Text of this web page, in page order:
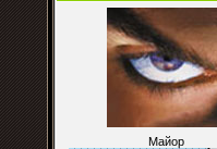
Майор